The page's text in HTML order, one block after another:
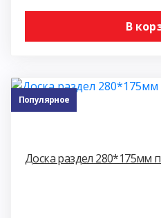
В
Популярное
Доска раздел 280*175мм